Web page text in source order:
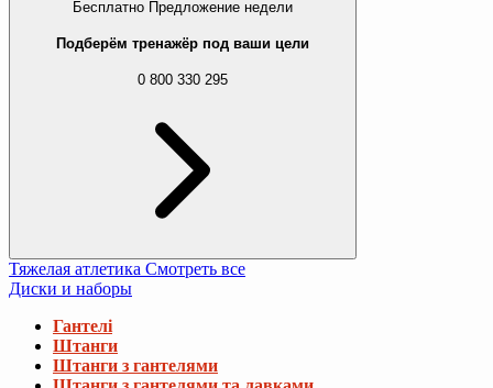
Бесплатно Предложение недели
Подберём тренажёр под ваши цели
0 800 330 295
Тяжелая атлетика Смотреть все
Диски и наборы
Гантелі
Штанги
Штанги з гантелями